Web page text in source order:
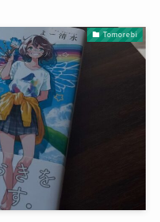
Tomorebi